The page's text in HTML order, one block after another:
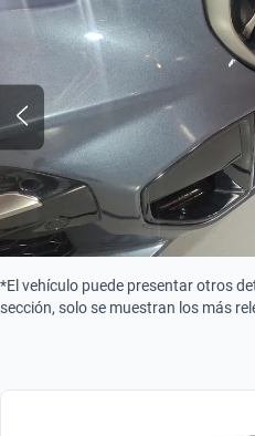
Gasolina
Combustible
Combustión
Tipo de motor
*El vehículo puede presentar otros
sección, solo se muestran los más